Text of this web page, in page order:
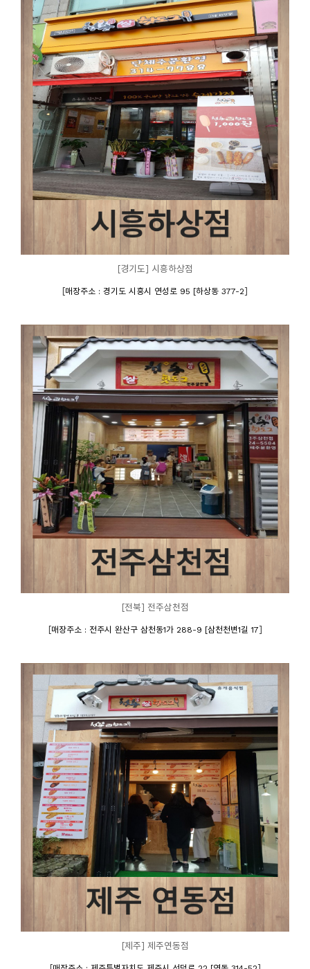
[경기도] 시흥하상점
[매장주소 : 경기도 시흥시 연성로 95 [하상동 377-2]
[전북] 전주삼천점
[매장주소 : 전주시 완산구 삼천동1가 288-9 [삼천천변1길 17]
[제주] 제주연동점